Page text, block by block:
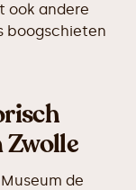
ook andere
boogschieten
Zwolle
de